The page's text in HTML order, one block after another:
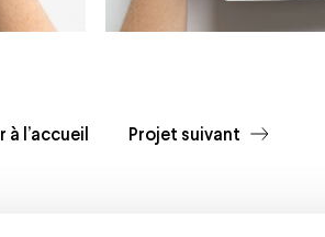
à l’accueil Projet suivant